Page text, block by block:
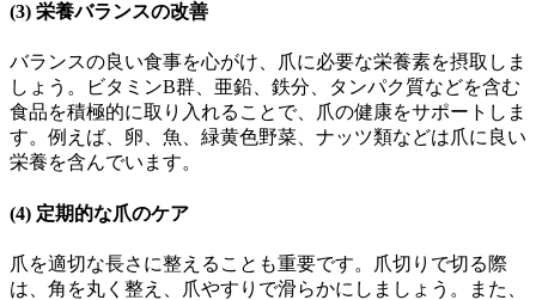
(3) 栄養バランスの改善
バランスの良い食事を心がけ、爪に必要な栄養素を摂取しま
しょう。ビタミンB群、亜鉛、鉄分、タンパク質などを含む
食品を積極的に取り入れることで、爪の健康をサポートしま
す。例えば、卵、魚、緑黄色野菜、ナッツ類などは爪に良い
栄養を含んでいます。
(4) 定期的な爪のケア
爪を適切な長さに整えることも重要です。爪切りで切る際
は、角を丸く整え、爪やすりで滑らかにしましょう。また、